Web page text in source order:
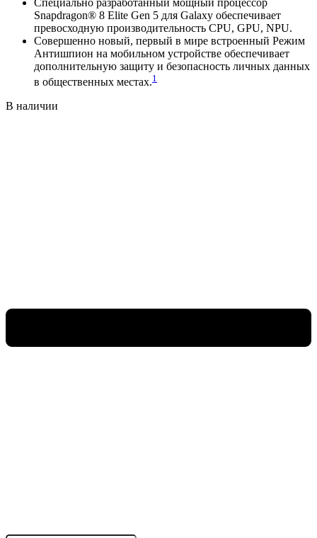
Snapdragon® 8 Elite Gen 5 для Galaxy обеспечивает
превосходную производительность CPU, GPU, NPU.
Совершенно новый, первый в мире встроенный Режим
Антишпион на мобильном устройстве обеспечивает
дополнительную защиту и безопасность личных данных
в общественных местах.1
В наличии